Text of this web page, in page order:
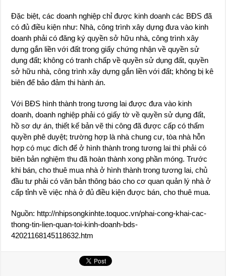
Đặc biệt, các doanh nghiệp chỉ được kinh doanh các BĐS đã
có đủ điều kiện như: Nhà, công trình xây dựng đưa vào kinh
doanh phải có đăng ký quyền sở hữu nhà, công trình xây
dựng gắn liền với đất trong giấy chứng nhận về quyền sử
dụng đất; không có tranh chấp về quyền sử dụng đất, quyền
sở hữu nhà, công trình xây dựng gắn liền với đất; không bị kê
biên để bảo đảm thi hành án.
Với BĐS hình thành trong tương lai được đưa vào kinh
doanh, doanh nghiệp phải có giấy tờ về quyền sử dụng đất,
hồ sơ dự án, thiết kế bản vẽ thi công đã được cấp có thẩm
quyền phê duyệt; trường hợp là nhà chung cư, tòa nhà hỗn
hợp có mục đích để ở hình thành trong tương lai thì phải có
biên bản nghiệm thu đã hoàn thành xong phần móng. Trước
khi bán, cho thuê mua nhà ở hình thành trong tương lai, chủ
đầu tư phải có văn bản thông báo cho cơ quan quản lý nhà ở
cấp tỉnh về việc nhà ở đủ điều kiện được bán, cho thuê mua.
Nguồn: http://nhipsongkinhte.toquoc.vn/phai-cong-khai-cac-
thong-tin-lien-quan-toi-kinh-doanh-bds-
42021168145118632.htm